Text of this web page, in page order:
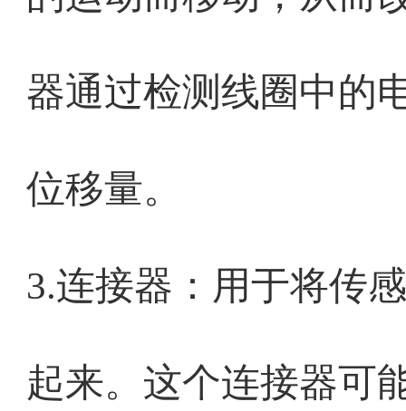
器通过检测线圈中的
位移量。
3.连接器：用于将传
起来。这个连接器可